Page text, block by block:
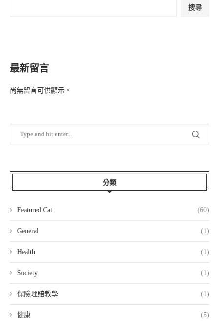
搜尋
最新留言
尚無留言可供顯示。
分類
Featured Cat (60)
General (1)
Health (1)
Society (1)
保險理賠教學 (1)
健康 (5)